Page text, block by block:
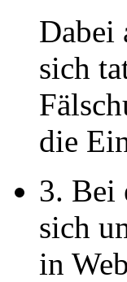
Dabei
sich
die
3. Bei
sich
in